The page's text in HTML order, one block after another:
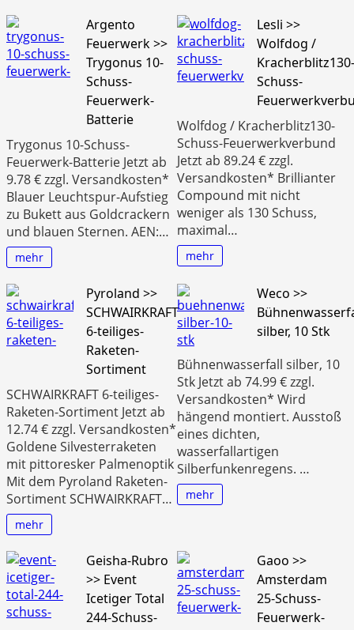
Argento
Feuerwerk >>
Trygonus 10-
Schuss-
Feuerwerk-
Batterie
Trygonus 10-Schuss-
Feuerwerk-Batterie Jetzt ab
9.78 € zzgl. Versandkosten*
Blauer Leuchtspur-Aufstieg
zu Bukett aus Goldcrackern
und blauen Sternen. AEN:…
mehr
Lesli >>
Wolfdog /
Kracherblitz130-
Schuss-
Wolfdog / Kracherblitz130-
Schuss-Feuerwerkverbund
Jetzt ab 89.24 € zzgl.
Versandkosten* Brillianter
Compound mit nicht
weniger als 130 Schuss,
maximal…
mehr
Pyroland >>
SCHWAIRKRAFT
6-teiliges-
Raketen-
Sortiment
SCHWAIRKRAFT 6-teiliges-
Raketen-Sortiment Jetzt ab
12.74 € zzgl. Versandkosten*
Goldene Silvesterraketen
mit pittoresker Palmenoptik
Mit dem Pyroland Raketen-
Sortiment SCHWAIRKRAFT…
mehr
Weco >>
silber, 10 Stk
Bühnenwasserfall silber, 10
Stk Jetzt ab 74.99 € zzgl.
Versandkosten* Wird
hängend montiert. Ausstoß
eines dichten,
wasserfallartigen
Silberfunkenregens. …
mehr
Geisha-Rubro
>> Event
Icetiger Total
244-Schuss-
Gaoo >>
Amsterdam
25-Schuss-
Feuerwerk-